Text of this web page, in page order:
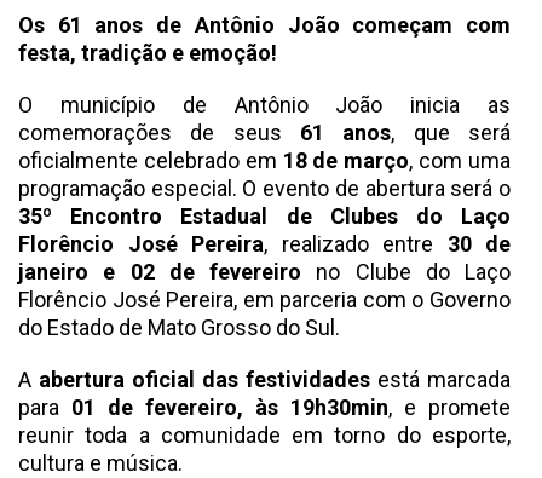
Os 61 anos de Antônio João começam com
festa, tradição e emoção!
O município de Antônio João inicia as
comemorações de seus 61 anos, que será
oficialmente celebrado em 18 de março, com uma
programação especial. O evento de abertura será o
35º Encontro Estadual de Clubes do Laço
Florêncio José Pereira, realizado entre 30 de
janeiro e 02 de fevereiro no Clube do Laço
Florêncio José Pereira, em parceria com o Governo
do Estado de Mato Grosso do Sul.
A abertura oficial das festividades está marcada
para 01 de fevereiro, às 19h30min, e promete
reunir toda a comunidade em torno do esporte,
cultura e música.